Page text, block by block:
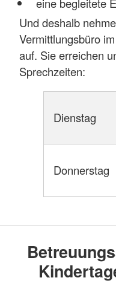
Und deshalb
Vermittlungsbüro
auf. Sie erreichen
Sprechzeiten:
Dienstag
Donnerstag